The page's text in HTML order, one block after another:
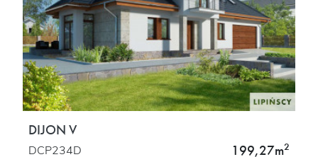
DIJON V
DCP234D 199,27m2